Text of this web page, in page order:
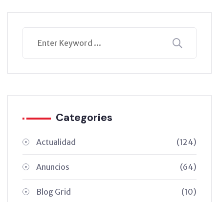
Categories
Actualidad (124)
Anuncios (64)
Blog Grid (10)